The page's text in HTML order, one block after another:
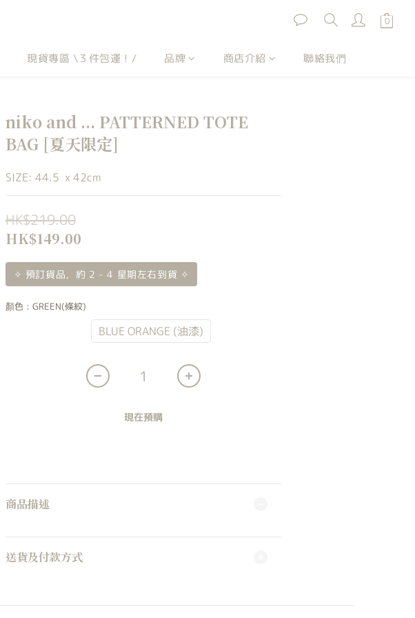
現貨專區 \３件包運！/ 品牌 商店介紹 聯絡我們
niko and ... PATTERNED TOTE
BAG [夏天限定]
SIZE: 44.5  x 42cm
HK$219.00
HK$149.00
✧ 預訂貨品，約 2 - 4 星期左右到貨 ✧
顏色 : GREEN(條紋)
BLUE ORANGE (油漆)
現在預購
商品描述
送貨及付款方式